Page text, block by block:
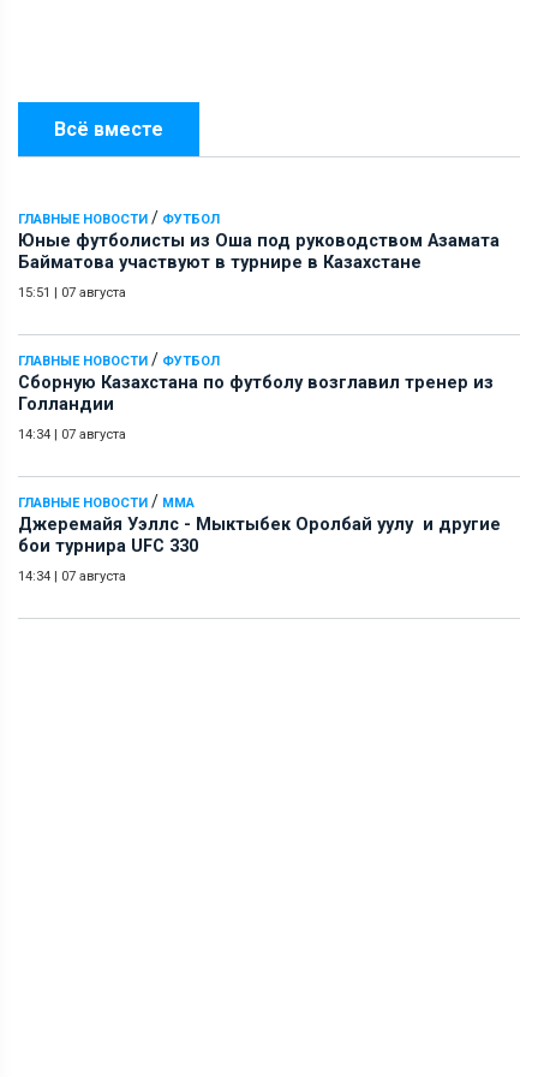
Всё вместе
ГЛАВНЫЕ НОВОСТИ / ФУТБОЛ
Юные футболисты из Оша под руководством Азамата
Байматова участвуют в турнире в Казахстане
15:51 | 07 августа
ГЛАВНЫЕ НОВОСТИ / ФУТБОЛ
Сборную Казахстана по футболу возглавил тренер из
Голландии
14:34 | 07 августа
ГЛАВНЫЕ НОВОСТИ / ММА
Джеремайя Уэллс - Мыктыбек Оролбай уулу и другие
бои турнира UFC 330
14:34 | 07 августа